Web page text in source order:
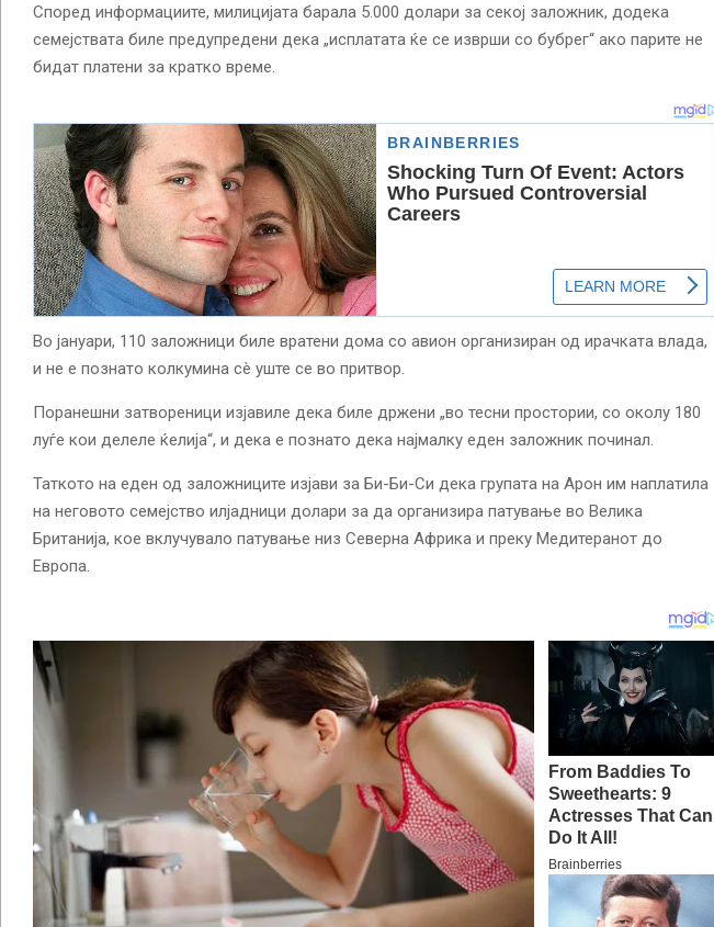
Според информациите, милицијата барала 5.000 долари за секој заложник, додека
семејствата биле предупредени дека „исплатата ќе се изврши со бубрег“ ако парите не
бидат платени за кратко време.
Во јануари, 110 заложници биле вратени дома со авион организиран од ирачката влада,
и не е познато колкумина сè уште се во притвор.
Поранешни затвореници изјавиле дека биле држени „во тесни простории, со околу 180
луѓе кои делеле ќелија“, и дека е познато дека најмалку еден заложник починал.
Таткото на еден од заложниците изјави за Би-Би-Си дека групата на Арон им наплатила
на неговото семејство илјадници долари за да организира патување во Велика
Британија, кое вклучувало патување низ Северна Африка и преку Медитеранот до
Европа.